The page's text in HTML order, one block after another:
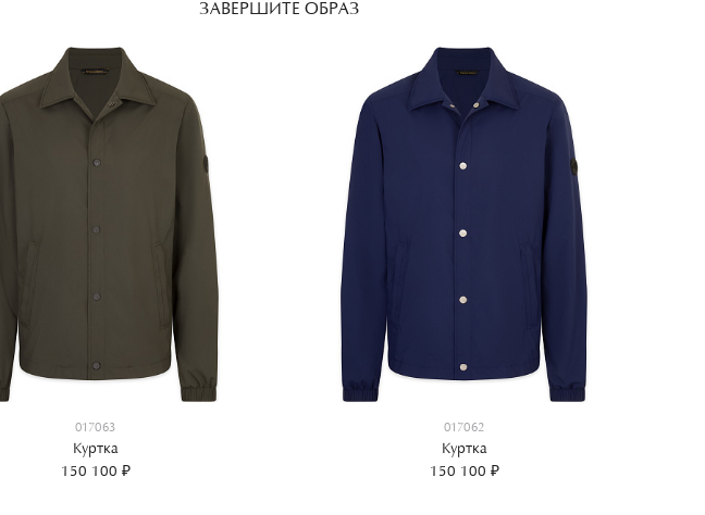
ЗАВЕРШИТЕ ОБРАЗ
017063
Куртка
150 100 ₽
017062
Куртка
150 100 ₽